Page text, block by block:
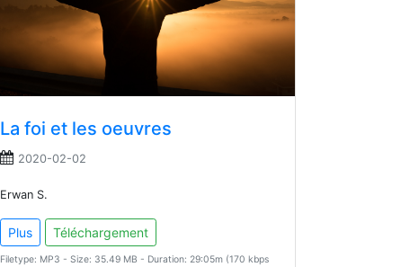
La foi et les oeuvres
2020-02-02
Erwan S.
Plus Téléchargement
Filetype: MP3 - Size: 35.49 MB - Duration: 29:05m (170 kbps